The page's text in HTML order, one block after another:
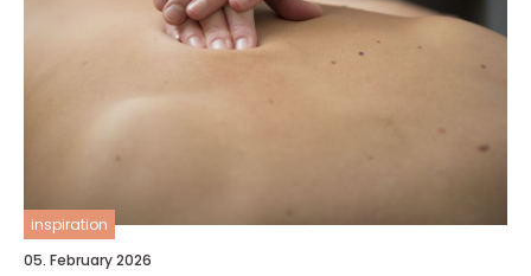
inspiration
05. February 2026